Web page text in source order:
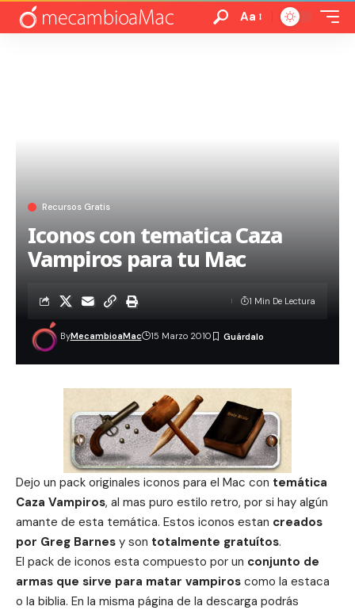
Aa
Recursos Gratis
Iconos con tematica Caza
Vampiros para tu Mac
ByMecambioaMac 15 Marzo 2010
1 Min De Lectura
Dejo un pack originales iconos para el Mac con temática
Caza Vampiros, al mas puro estilo retro, por si hay algún
amante de esta temática. Estos iconos estan creados
por Greg Barnes y son totalmente gratuítos.
El pack de iconos esta compuesto por un conjunto de
armas que sirve para matar vampiros como la estaca
o la biblia. En la misma página de la descarga podrás